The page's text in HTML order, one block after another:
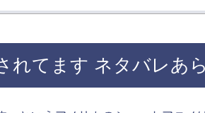
れてます ネタバレあ